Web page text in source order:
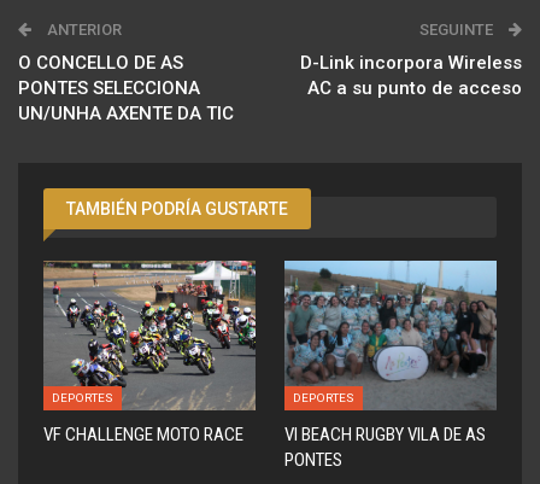
ANTERIOR
O CONCELLO DE AS
PONTES SELECCIONA
UN/UNHA AXENTE DA TIC
SEGUINTE
D-Link incorpora Wireless
AC a su punto de acceso
TAMBIÉN PODRÍA GUSTARTE
DEPORTES
VF CHALLENGE MOTO RACE
DEPORTES
VI BEACH RUGBY VILA DE AS
PONTES